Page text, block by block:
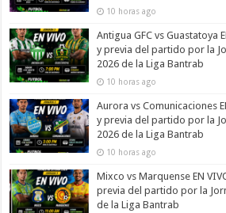
10 horas ago
Antigua GFC vs Guastatoya
y previa del partido por la
2026 de la Liga Bantrab
10 horas ago
Aurora vs Comunicaciones
y previa del partido por la
2026 de la Liga Bantrab
10 horas ago
Mixco vs Marquense EN
previa del partido por la
de la Liga Bantrab